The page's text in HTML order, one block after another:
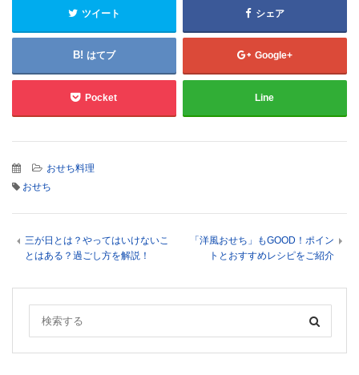
ツイート
シェア
はてブ Google+
Pocket Line
おせち料理
おせち
三が日とは？やってはいけないこ
とはある？過ごし方を解説！
「洋風おせち」もGOOD！ポイン
トとおすすめレシピをご紹介